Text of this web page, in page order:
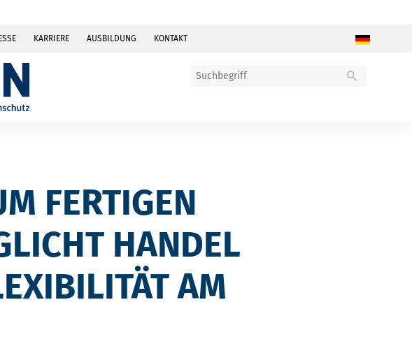
KARRIERE AUSBILDUNG KONTAKT
FERTIGEN
HANDEL
AM